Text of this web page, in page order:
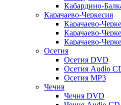
Кабардино-
Карачаево-Черкесия
Карачаево-
Карачаево-
Карачаево-
Осетия
Осетия DVD
Осетия Audio
Осетия MP3
Чечня
Чечня DVD